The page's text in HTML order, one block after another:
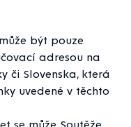
být pouze
adresou na
či Slovenska, která
uvedené v těchto
se může Soutěže